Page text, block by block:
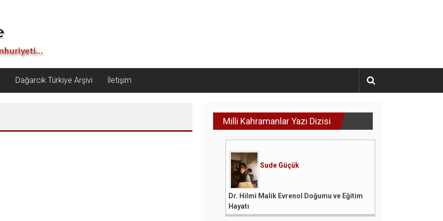
Dağarcık Türkiye Arşivi İletişim
Milli Kahramanlar Yazı Dizisi
Sude Güçük
Dr. Hilmi Malik Evrenol Doğumu ve Eğitim
Hayatı